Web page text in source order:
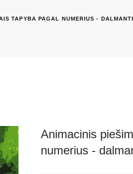
TAPYBA PAGAL NUMERIUS -
Animacinis
numerius -